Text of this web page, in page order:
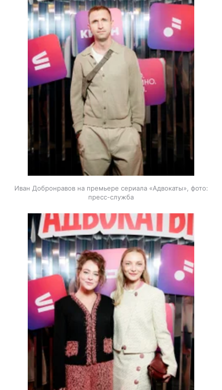
Иван Добронравов на премьере сериала «Адвокаты», фото:
пресс-служба